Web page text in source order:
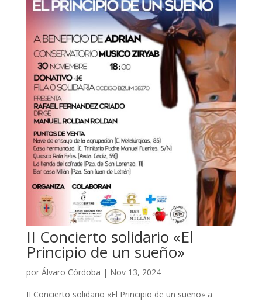
II Concierto solidario «El
Principio de un sueño»
por Álvaro Córdoba | Nov 13, 2024
II Concierto solidario «El Principio de un sueño» a